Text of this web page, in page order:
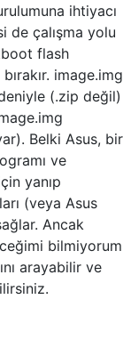
ihtiyacı
de çalışma yolu
flash
image.img
(.zip değil)
Belki Asus, bir
ve
yanıp
(veya Asus
Ancak
bilmiyorum
arayabilir ve